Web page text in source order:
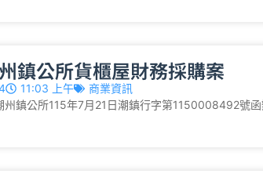
鎮公所貨櫃屋財務採購案
11:03 上午
商業資訊
州鎮公所115年7月21日潮鎮行字第1150008492號